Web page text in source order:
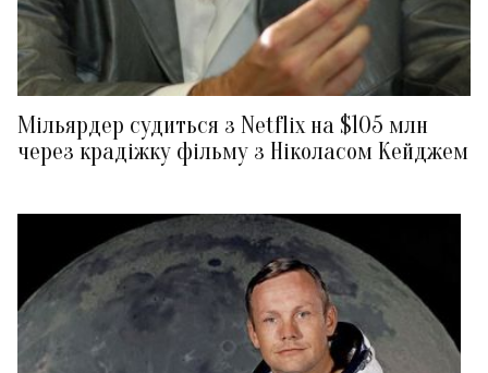
Мільярдер судиться з Netflix на $105 млн
через крадіжку фільму з Ніколасом Кейджем